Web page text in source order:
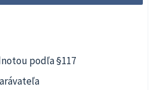
podľa §117